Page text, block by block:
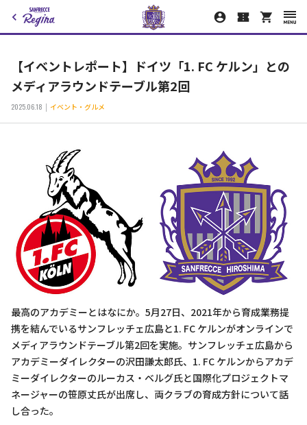
【イベントレポート】ドイツ「1. FC ケルン」との
メディアラウンドテーブル第2回
2025.06.18 イベント・グルメ
最高のアカデミーとはなにか。5月27日、2021年から育成業務提
携を結んでいるサンフレッチェ広島と1. FC ケルンがオンラインで
メディアラウンドテーブル第2回を実施。サンフレッチェ広島から
アカデミーダイレクターの沢田謙太郎氏、1. FC ケルンからアカデ
ミーダイレクターのルーカス・ベルグ氏と国際化プロジェクトマ
ネージャーの笹原丈氏が出席し、両クラブの育成方針について話
し合った。